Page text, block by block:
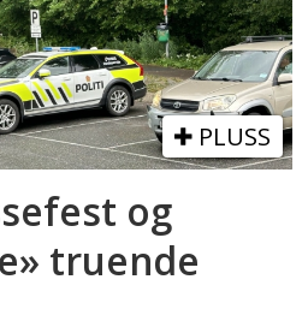
PLUSS
og
truende